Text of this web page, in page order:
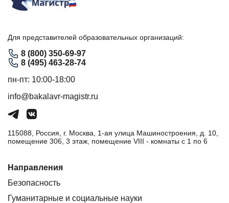
Для представителей образовательных организаций:
8 (800) 350-69-97
8 (495) 463-28-74
пн-пт: 10:00-18:00
info@bakalavr-magistr.ru
115088, Россия, г. Москва, 1-ая улица Машиностроения, д. 10,
помещение 306, 3 этаж, помещение VIII - комнаты с 1 по 6
Направления
Безопасность
Гуманитарные и социальные науки